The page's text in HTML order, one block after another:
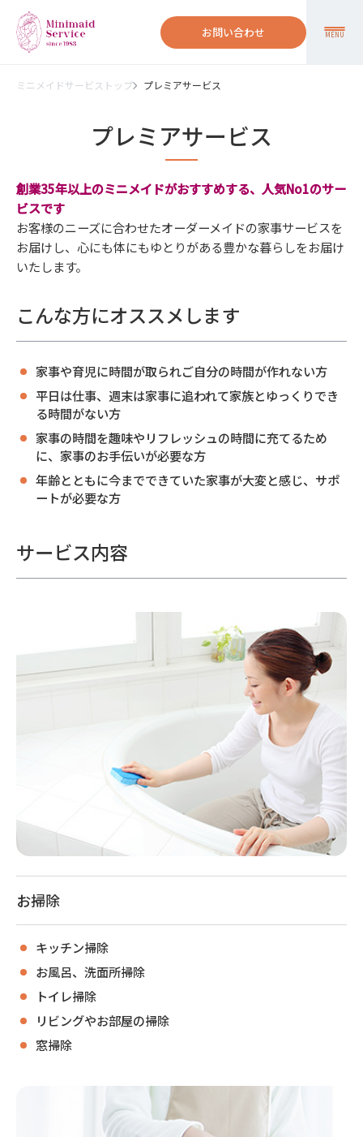
お問い合わせ MENU
ミニメイドサービストップ プレミアサービス
プレミアサービス
創業35年以上のミニメイドがおすすめする、人気No1のサー
ビスです
お客様のニーズに合わせたオーダーメイドの家事サービスを
お届けし、心にも体にもゆとりがある豊かな暮らしをお届け
いたします。
こんな方にオススメします
家事や育児に時間が取られご自分の時間が作れない方
平日は仕事、週末は家事に追われて家族とゆっくりでき
る時間がない方
家事の時間を趣味やリフレッシュの時間に充てるため
に、家事のお手伝いが必要な方
年齢とともに今までできていた家事が大変と感じ、サポ
ートが必要な方
サービス内容
お掃除
キッチン掃除
お風呂、洗面所掃除
トイレ掃除
リビングやお部屋の掃除
窓掃除